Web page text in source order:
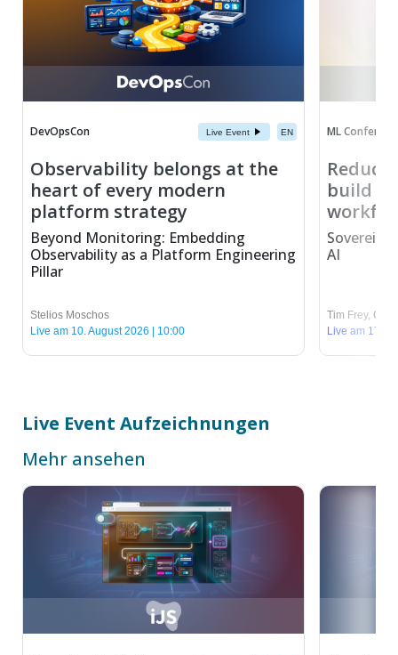
DevOpsCon Live Event EN
Observability belongs at the
heart of every modern
platform strategy
Beyond Monitoring: Embedding
Observability as a Platform Engineering
Pillar
Stelios Moschos
Live am 10. August 2026 | 10:00
ML
build
AI
Tim Frey,
Live am 17.
Live Event Aufzeichnungen
Mehr ansehen